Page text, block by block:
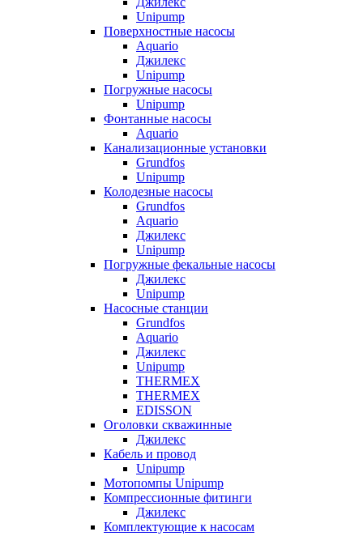
Unipump
Поверхностные насосы
Aquario
Джилекс
Unipump
Погружные насосы
Unipump
Фонтанные насосы
Aquario
Канализационные установки
Grundfos
Unipump
Колодезные насосы
Grundfos
Aquario
Джилекс
Unipump
Погружные фекальные насосы
Джилекс
Unipump
Насосные станции
Grundfos
Aquario
Джилекс
Unipump
THERMEX
THERMEX
EDISSON
Оголовки скважинные
Джилекс
Кабель и провод
Unipump
Мотопомпы Unipump
Компрессионные фитинги
Джилекс
Комплектующие к насосам